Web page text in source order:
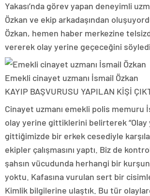
Yakası’nda görev yapan deneyimli
Özkan ve ekip arkadaşından
Özkan, hemen haber merkezine
vererek olay yerine geçeceğini söyledi.
Emekli cinayet uzmanı İsmail Özkan
KAYIP BAŞVURUSU YAPILAN KİŞİ
Cinayet uzmanı emekli polis memuru
olay yerine gittiklerini belirterek “Olay
gittiğimizde bir erkek cesediyle
ekipler çalışmasını yaptı. Biz de
şahsın vücudunda herhangi bir kurşun
yoktu. Kafasına vurulan sert bir
Kimlik bilgilerine ulaştık. Bu tür